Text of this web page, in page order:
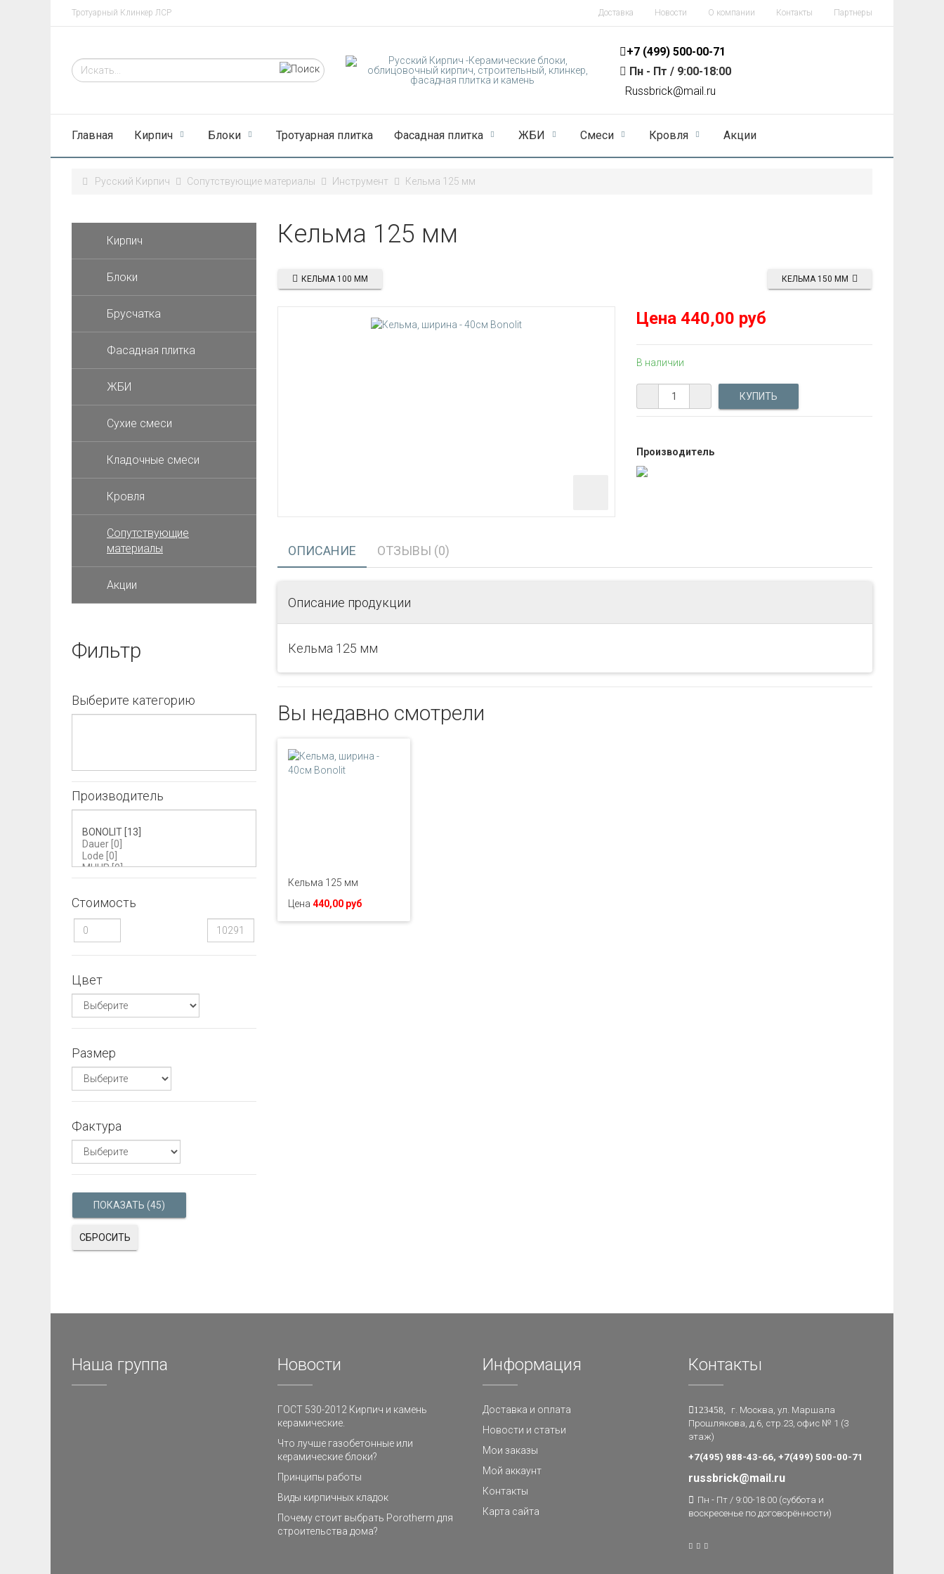
Тротуарный Клинкер ЛСР Доставка Новости О компании Контакты Партнеры
+7 (499) 500-00-71
Пн - Пт / 9:00-18:00
Russbrick@mail.ru
Главная Кирпич Блоки Тротуарная плитка Фасадная плитка ЖБИ Смеси Кровля Акции
Русский Кирпич Сопутствующие материалы Инструмент Кельма 125 мм
Кельма 125 мм
КЕЛЬМА 100 ММ КЕЛЬМА 150 ММ
Цена440,00 руб
В наличии
Производитель
ОПИСАНИЕ ОТЗЫВЫ (0)
Описание продукции
Кельма 125 мм
Вы недавно смотрели
Кельма 125 мм
Цена 440,00 руб
Кирпич
Блоки
Брусчатка
Фасадная плитка
ЖБИ
Cухие смеси
Кладочные смеси
Кровля
Сопутствующие
материалы
Акции
Фильтр
Выберите категорию
Производитель
Стоимость
Цвет
Размер
Фактура
СБРОСИТЬ
Наша группа Новости
ГОСТ 530-2012 Кирпич и камень
керамические.
Что лучше газобетонные или
керамические блоки?
Принципы работы
Виды кирпичных кладок
Почему стоит выбрать Porotherm для
строительства дома?
Информация
Доставка и оплата
Новости и статьи
Мои заказы
Мой аккаунт
Контакты
Карта сайта
Контакты
123458, г. Москва, ул. Маршала
Прошлякова, д.6, стр.23, офис № 1 (3
этаж)
+7(495) 988-43-66, +7(499) 500-00-71
russbrick@mail.ru
Пн - Пт / 9:00-18:00 (суббота и
воскресенье по договорённости)